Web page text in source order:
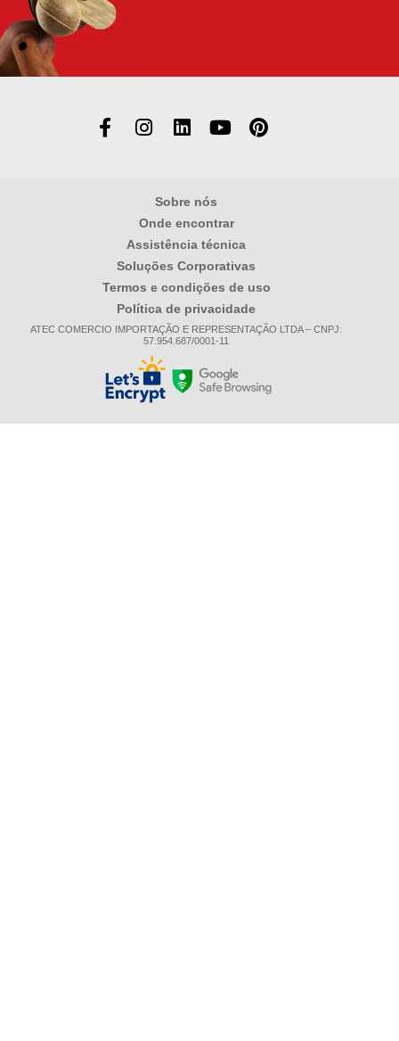
Sobre nós
Onde encontrar
Assistência técnica
Soluções Corporativas
Termos e condições de uso
Política de privacidade
ATEC COMERCIO IMPORTAÇÃO E REPRESENTAÇÃO LTDA – CNPJ:
57.954.687/0001-11